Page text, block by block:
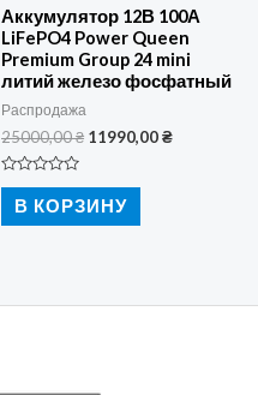
Аккумулятор 12В 100А
LiFePO4 Power Queen
Premium Group 24 mini
литий железо фосфатный
Распродажа
25000,00₴ Первоначальная
25000,00 ₴.
11990,00₴Текущая
Оценка
5
В КОРЗИНУ